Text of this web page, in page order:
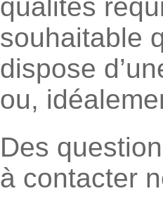
qualités
souhaitable
dispose
ou,
Des
à contacter